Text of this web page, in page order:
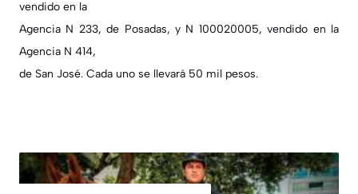
vendido en la
Agencia N 233, de Posadas, y N 100020005, vendido en la
Agencia N 414,
de San José. Cada uno se llevará 50 mil pesos.